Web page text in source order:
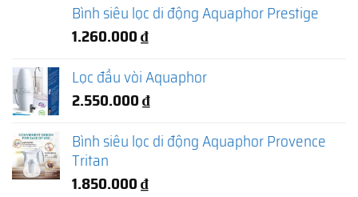
Bình siêu lọc di động Aquaphor Prestige
1.260.000₫
Lọc đầu vòi Aquaphor
2.550.000₫
Bình siêu lọc di động Aquaphor Provence
Tritan
1.850.000₫